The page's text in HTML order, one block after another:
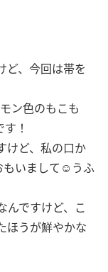
ど、今回は帯を
ン色のもこも
！
けど、私の口か
もいまして☺️うふ
んですけど、こ
ほうが鮮やかな